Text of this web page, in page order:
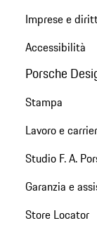
Imprese e
Accessibilità
Porsche
Stampa
Lavoro e
Studio F. A.
Garanzia e
Store Locator